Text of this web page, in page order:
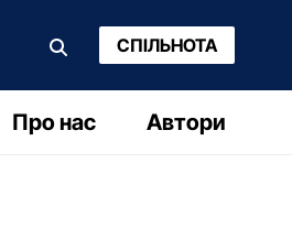
СПІЛЬНОТА
Про нас Автори